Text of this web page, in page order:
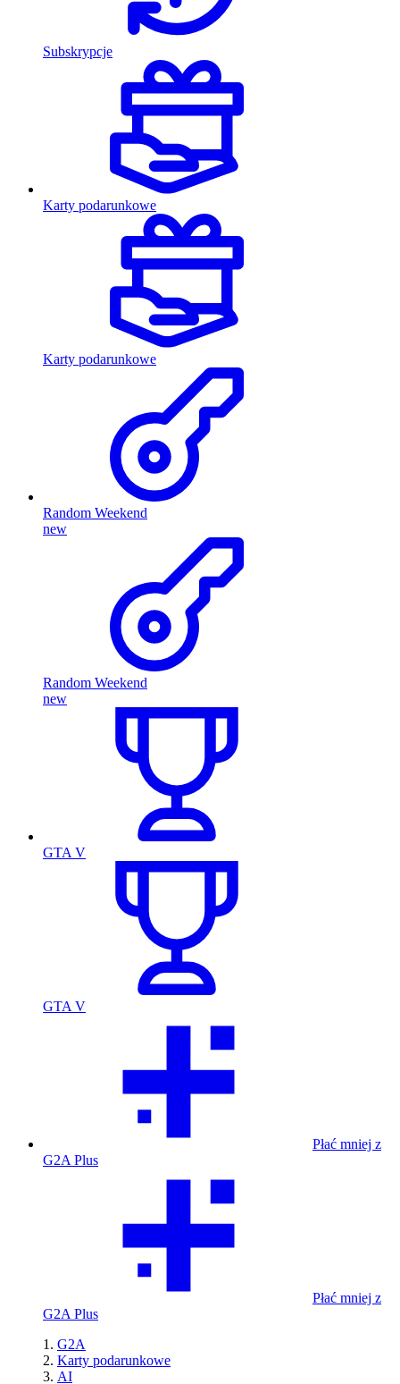
Subskrypcje
Karty podarunkowe
Karty podarunkowe
Random Weekend
new
Random Weekend
new
GTA V
GTA V
Płać mniej z
G2A Plus
Płać mniej z
G2A Plus
G2A
Karty podarunkowe
AI